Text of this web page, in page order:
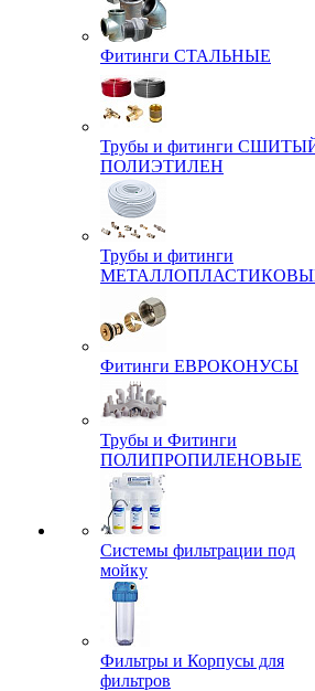
Фитинги СТАЛЬНЫЕ
Трубы и фитинги
ПОЛИЭТИЛЕН
Трубы и фитинги
Фитинги ЕВРОКОНУСЫ
Трубы и Фитинги
ПОЛИПРОПИЛЕНОВЫЕ
Системы фильтрации под
мойку
Фильтры и Корпусы для
фильтров